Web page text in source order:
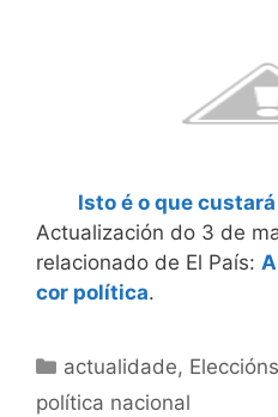
Isto é o que
Actualización do 3 de
relacionado de El País:
cor política.
Categorías
actualidade,
política nacional